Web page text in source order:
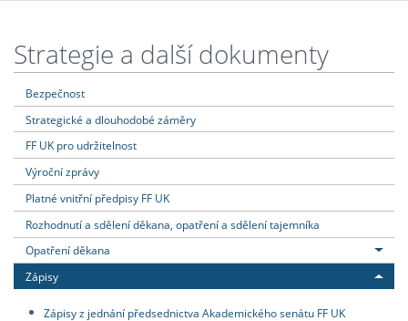
Strategie a další dokumenty
Bezpečnost
Strategické a dlouhodobé záměry
FF UK pro udržitelnost
Výroční zprávy
Platné vnitřní předpisy FF UK
Rozhodnutí a sdělení děkana, opatření a sdělení tajemníka
Opatření děkana
Zápisy
Zápisy z jednání předsednictva Akademického senátu FF UK